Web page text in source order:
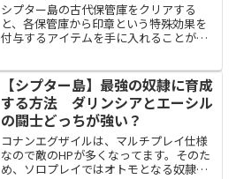
シプター島の古代保管庫をクリアする
と、各保管庫から印章という特殊効果を
付与するアイテムを手に入れることが出
敵、それを踏まえたうえでの周回おスス
メ度を紹介します。
【シプター島】最強の奴隷に育成
する方法 ダリンシアとエーシル
の闘士どっちが強い？
コナンエグザイルは、マルチプレイ仕様
なので敵のHPが多くなってます。そのた
め、ソロプレイではオトモとなる奴隷が